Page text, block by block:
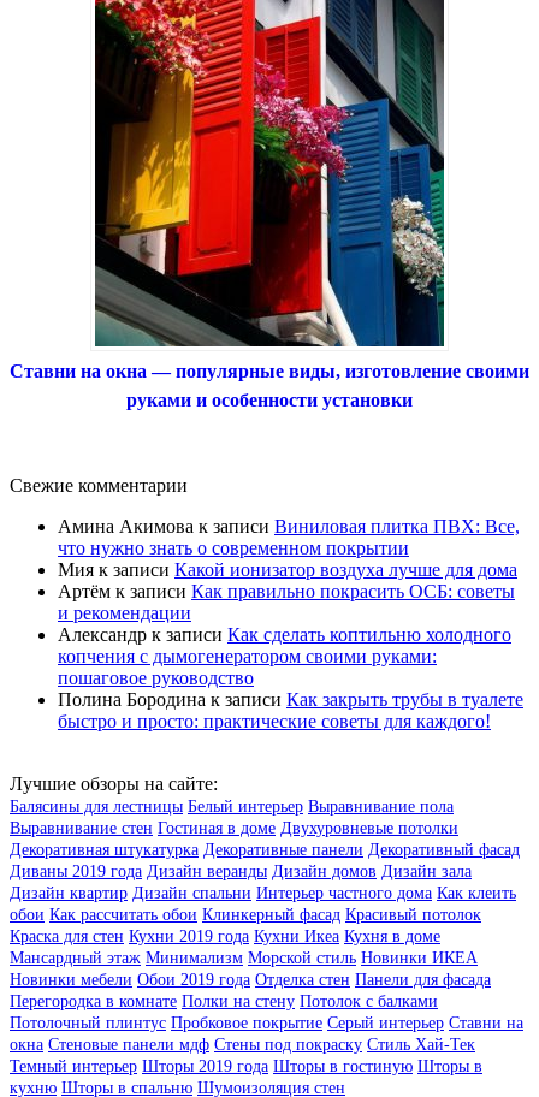
Ставни на окна — популярные виды, изготовление своими
руками и особенности установки
Свежие комментарии
Амина Акимова к записи Виниловая плитка ПВХ: Все,
что нужно знать о современном покрытии
Мия к записи Какой ионизатор воздуха лучше для дома
Артём к записи Как правильно покрасить ОСБ: советы
и рекомендации
Александр к записи Как сделать коптильню холодного
копчения с дымогенератором своими руками:
пошаговое руководство
Полина Бородина к записи Как закрыть трубы в туалете
быстро и просто: практические советы для каждого!
Лучшие обзоры на сайте:
Балясины для лестницы Белый интерьер Выравнивание пола
Выравнивание стен Гостиная в доме Двухуровневые потолки
Декоративная штукатурка Декоративные панели Декоративный фасад
Диваны 2019 года Дизайн веранды Дизайн домов Дизайн зала
Дизайн квартир Дизайн спальни Интерьер частного дома Как клеить
обои Как рассчитать обои Клинкерный фасад Красивый потолок
Краска для стен Кухни 2019 года Кухни Икеа Кухня в доме
Мансардный этаж Минимализм Морской стиль Новинки ИКЕА
Новинки мебели Обои 2019 года Отделка стен Панели для фасада
Перегородка в комнате Полки на стену Потолок с балками
Потолочный плинтус Пробковое покрытие Серый интерьер Ставни на
окна Стеновые панели мдф Стены под покраску Стиль Хай-Тек
Темный интерьер Шторы 2019 года Шторы в гостиную Шторы в
кухню Шторы в спальню Шумоизоляция стен